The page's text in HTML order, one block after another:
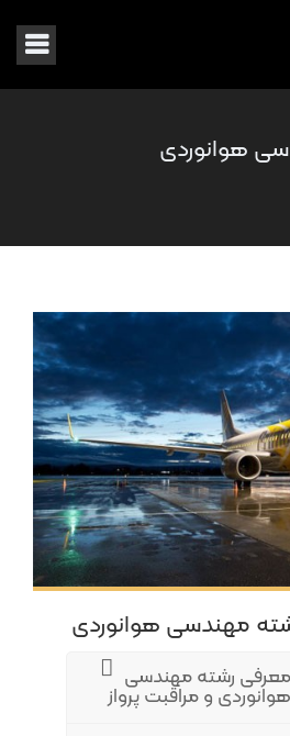
هوانوردی
مهندسی هوانوردی
معرفی رشته مهندسی
هوانوردی و مراقبت پرواز